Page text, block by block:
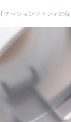
【クッションファンデの